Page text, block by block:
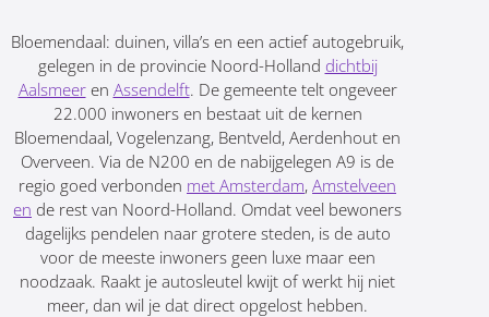
Bloemendaal: duinen, villa’s en een actief autogebruik,
gelegen in de provincie Noord-Holland dichtbij
Aalsmeeren Assendelft. De gemeente telt ongeveer
22.000 inwoners en bestaat uit de kernen
Bloemendaal, Vogelenzang, Bentveld, Aerdenhout en
Overveen. Via de N200 en de nabijgelegen A9 is de
regio goed verbonden met Amsterdam, Amstelveen
en de rest van Noord-Holland. Omdat veel bewoners
dagelijks pendelen naar grotere steden, is de auto
voor de meeste inwoners geen luxe maar een
noodzaak. Raakt je autosleutel kwijt of werkt hij niet
meer, dan wil je dat direct opgelost hebben.